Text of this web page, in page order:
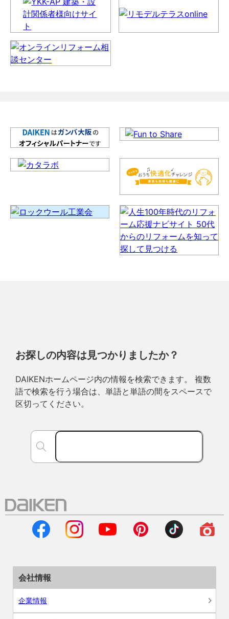
お探しの内容は見つかりましたか？
DAIKENホームページ内の情報を検索できます。 複数
語で検索を行う場合は、単語と単語の間をスペースで
区切ってください。
会社情報
企業情報